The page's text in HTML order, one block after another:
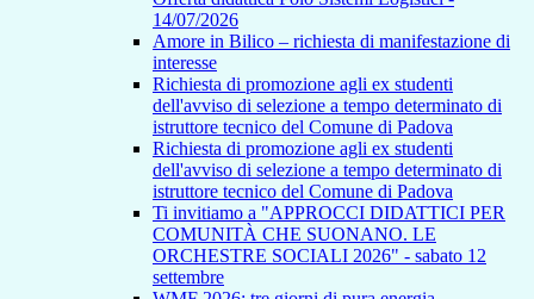
14/07/2026
Amore in Bilico – richiesta di manifestazione di
interesse
Richiesta di promozione agli ex studenti
dell'avviso di selezione a tempo determinato di
istruttore tecnico del Comune di Padova
Richiesta di promozione agli ex studenti
dell'avviso di selezione a tempo determinato di
istruttore tecnico del Comune di Padova
Ti invitiamo a "APPROCCI DIDATTICI PER
COMUNITÀ CHE SUONANO. LE
ORCHESTRE SOCIALI 2026" - sabato 12
settembre